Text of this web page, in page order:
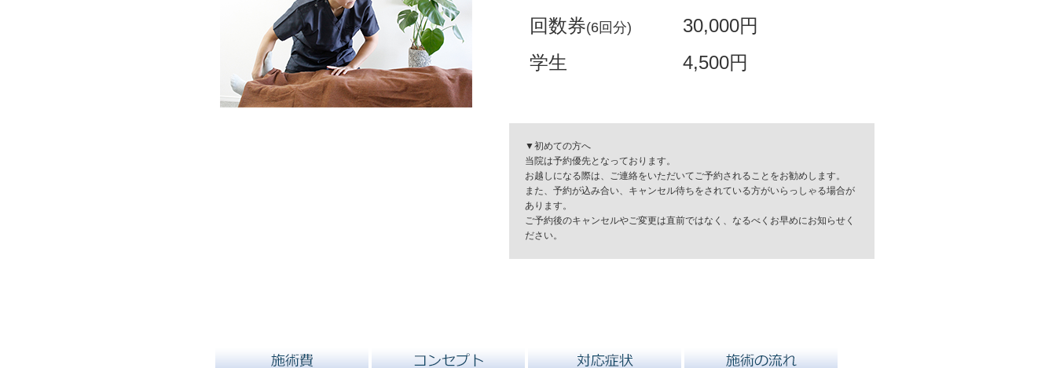
回数券(6回分)
30,000円
学生
4,500円
▼初めての方へ
当院は予約優先となっております。
お越しになる際は、ご連絡をいただいてご予約されることをお勧めします。
また、予約が込み合い、キャンセル待ちをされている方がいらっしゃる場合が
あります。
ご予約後のキャンセルやご変更は直前ではなく、なるべくお早めにお知らせく
ださい。